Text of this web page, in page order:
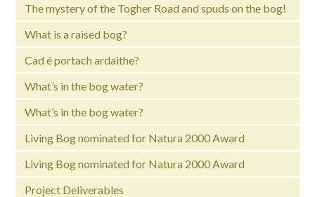
The mystery of the Togher Road and spuds on the bog!
What is a raised bog?
Cad é portach ardaithe?
What’s in the bog water?
What’s in the bog water?
Living Bog nominated for Natura 2000 Award
Living Bog nominated for Natura 2000 Award
Project Deliverables